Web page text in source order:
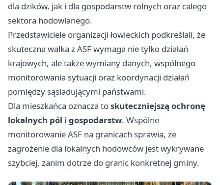
dla dzików, jak i dla gospodarstw rolnych oraz całego
sektora hodowlanego.
Przedstawiciele organizacji łowieckich podkreślali, że
skuteczna walka z ASF wymaga nie tylko działań
krajowych, ale także wymiany danych, wspólnego
monitorowania sytuacji oraz koordynacji działań
pomiędzy sąsiadującymi państwami.
Dla mieszkańca oznacza toskuteczniejszą ochronę
lokalnych pól i gospodarstw. Wspólne
monitorowanie ASF na granicach sprawia, że
zagrożenie dla lokalnych hodowców jest wykrywane
szybciej, zanim dotrze do granic konkretnej gminy.